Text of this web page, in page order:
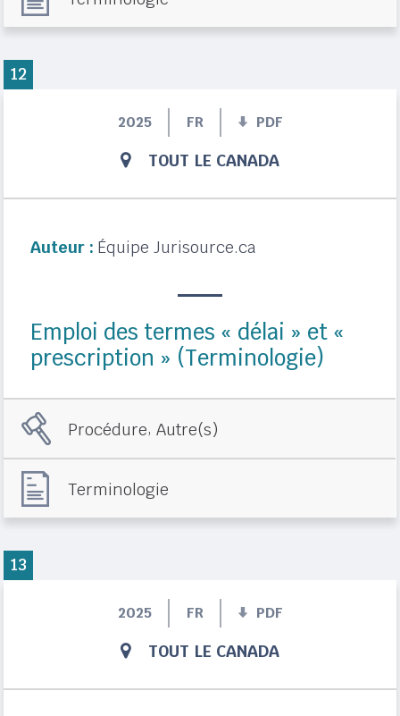
2025 FR PDF
TOUT LE CANADA
Auteur : Équipe Jurisource.ca
Emploi des termes « délai » et «
prescription » (Terminologie)
Procédure, Autre(s)
Terminologie
12
2025 FR PDF
TOUT LE CANADA
13